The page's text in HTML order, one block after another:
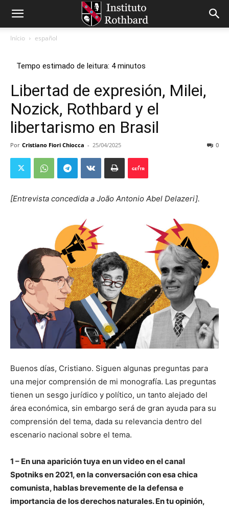
Início español
Libertad de expresión, Milei,
Nozick, Rothbard y el
libertarismo en Brasil
Por Cristiano Fiori Chiocca - 25/04/2025 0
[Entrevista concedida a João Antonio Abel Delazeri].
Buenos días, Cristiano. Siguen algunas preguntas para
una mejor comprensión de mi monografía. Las preguntas
tienen un sesgo jurídico y político, un tanto alejado del
área económica, sin embargo será de gran ayuda para su
comprensión del tema, dada su relevancia dentro del
escenario nacional sobre el tema.
1 – En una aparición tuya en un video en el canal
Spotniks en 2021, en la conversación con esa chica
comunista, hablas brevemente de la defensa e
importancia de los derechos naturales. En tu opinión,